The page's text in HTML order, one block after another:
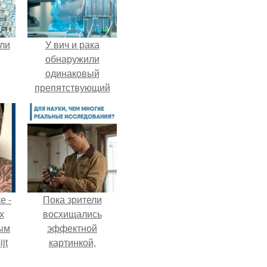
У вич и рака
обнаружили
одинаковый
препятствующий
лечению механизм.
-
Пока зрители
восхищались
эффектной
картинкой,